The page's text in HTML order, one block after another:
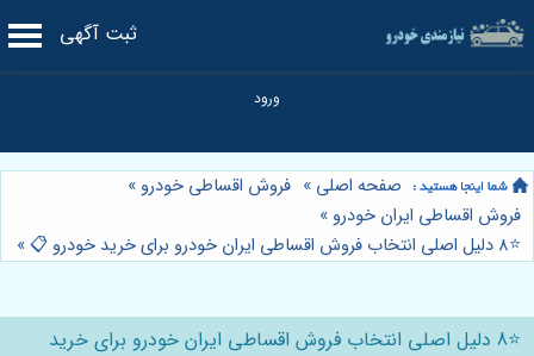
ثبت آگهی
صفحه اصلی » فروش اقساطی خودرو »
فروش اقساطی ایران خودرو »
⭐️8 دلیل اصلی انتخاب فروش اقساطی ایران خودرو برای خرید خودرو 📋
»
⭐️8 دلیل اصلی انتخاب فروش اقساطی ایران خودرو برای خرید